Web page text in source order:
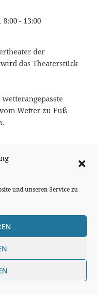
und unseren Service zu
- 13:00
der
das Theaterstück
Wetter zu Fuß